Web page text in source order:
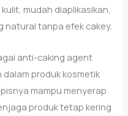
mudah diaplikasikan,
natural tanpa efek cakey.
anti-caking agent
produk kosmetik
mampu menyerap
produk tetap kering